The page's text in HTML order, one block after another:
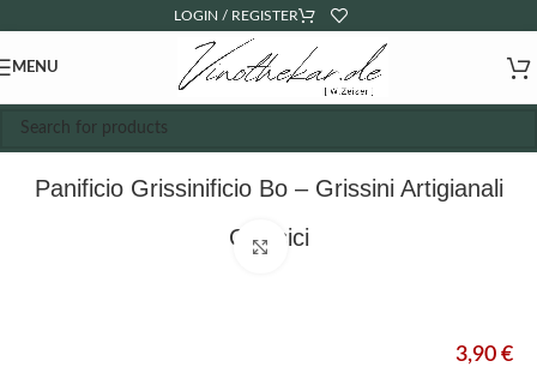
LOGIN / REGISTER
MENU
Panificio Grissinificio Bo – Grissini Artigianali
ClassiciClick to enlarge
3,90 €